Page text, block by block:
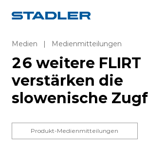
Investor Relations
Zulieferer
Downloads
Deutsch
Über uns
Lösungen
Karriere
Medien | Medienmitteilungen
26 weitere FLIRT
verstärken die
slowenische
Produkt-Medienmitteilungen